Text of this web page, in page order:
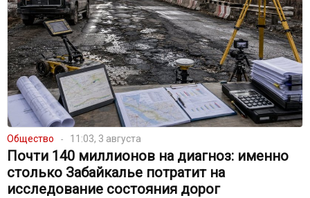
Общество 11:03, 3 августа
Почти 140 миллионов на диагноз: именно
столько Забайкалье потратит на
исследование состояния дорог